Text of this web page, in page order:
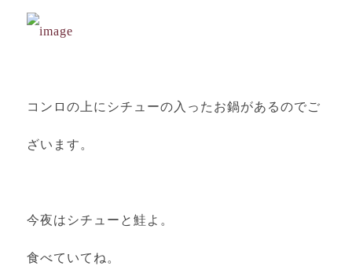
コンロの上にシチューの入ったお鍋があるのでご
ざいます。
今夜はシチューと鮭よ。
食べていてね。